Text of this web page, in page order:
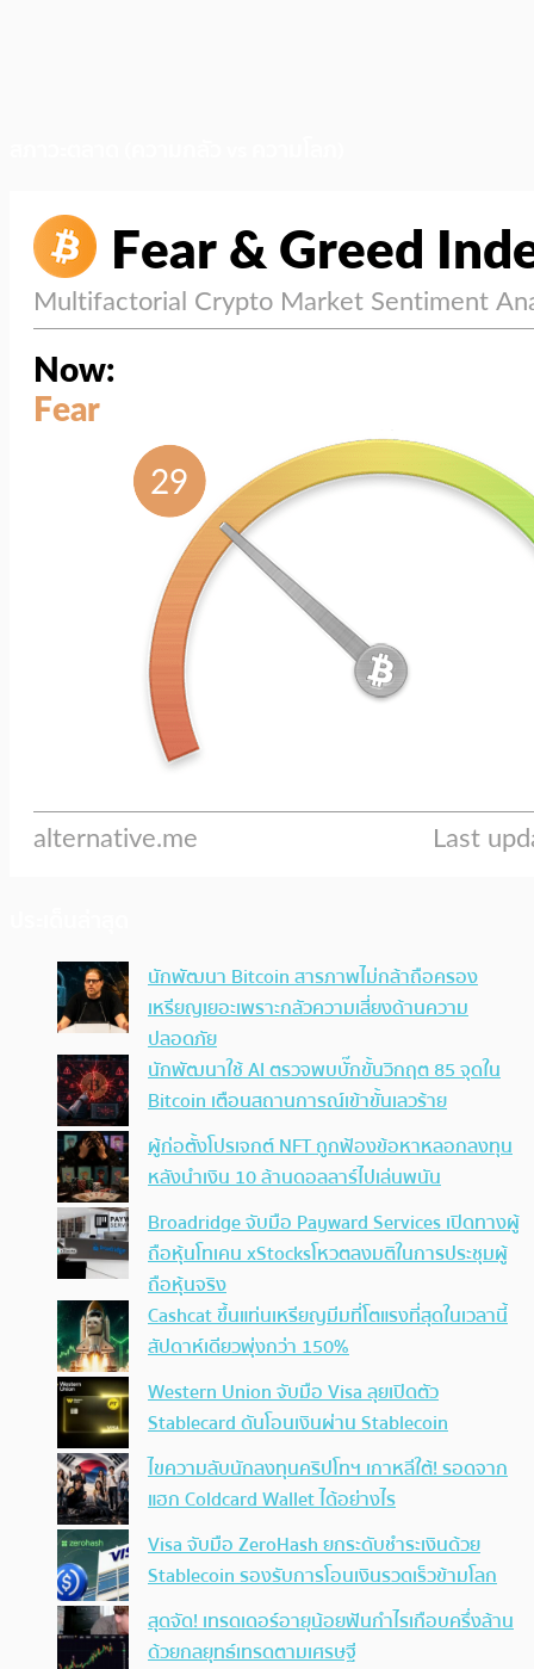
นักพัฒนา Bitcoin สารภาพไม่กล้าถือครอง
เหรียญเยอะเพราะกลัวความเสี่ยงด้านความ
ปลอดภัย
นักพัฒนาใช้ AI ตรวจพบบั๊กขั้นวิกฤต 85 จุดใน
Bitcoin เตือนสถานการณ์เข้าขั้นเลวร้าย
ผู้ก่อตั้งโปรเจกต์ NFT ถูกฟ้องข้อหาหลอกลงทุน
หลังนำเงิน 10 ล้านดอลลาร์ไปเล่นพนัน
Broadridge จับมือ Payward Services เปิดทางผู้
ถือหุ้นโทเคน xStocksโหวตลงมติในการประชุมผู้
ถือหุ้นจริง
Cashcat ขึ้นแท่นเหรียญมีมที่โตแรงที่สุดในเวลานี้
สัปดาห์เดียวพุ่งกว่า 150%
Western Union จับมือ Visa ลุยเปิดตัว
Stablecard ดันโอนเงินผ่าน Stablecoin
ไขความลับนักลงทุนคริปโทฯ เกาหลีใต้! รอดจาก
แฮก Coldcard Wallet ได้อย่างไร
Visa จับมือ ZeroHash ยกระดับชำระเงินด้วย
Stablecoin รองรับการโอนเงินรวดเร็วข้ามโลก
สุดจัด! เทรดเดอร์อายุน้อยฟันกำไรเกือบครึ่งล้าน
ด้วยกลยุทธ์เทรดตามเศรษฐี